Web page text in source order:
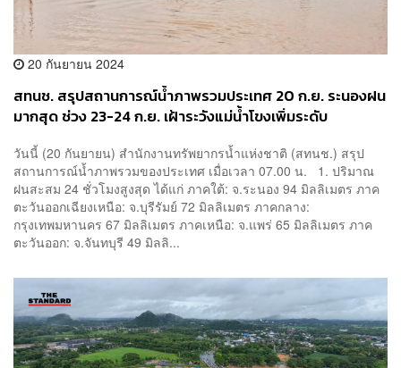
20 กันยายน 2024
สทนช. สรุปสถานการณ์น้ำภาพรวมประเทศ 20 ก.ย. ระนองฝน
มากสุด ช่วง 23-24 ก.ย. เฝ้าระวังแม่น้ำโขงเพิ่มระดับ
วันนี้ (20 กันยายน) สำนักงานทรัพยากรน้ำแห่งชาติ (สทนช.) สรุป
สถานการณ์น้ำภาพรวมของประเทศ เมื่อเวลา 07.00 น. 1. ปริมาณ
ฝนสะสม 24 ชั่วโมงสูงสุด ได้แก่ ภาคใต้: จ.ระนอง 94 มิลลิเมตร ภาค
ตะวันออกเฉียงเหนือ: จ.บุรีรัมย์ 72 มิลลิเมตร ภาคกลาง:
กรุงเทพมหานคร 67 มิลลิเมตร ภาคเหนือ: จ.แพร่ 65 มิลลิเมตร ภาค
ตะวันออก: จ.จันทบุรี 49 มิลลิ...